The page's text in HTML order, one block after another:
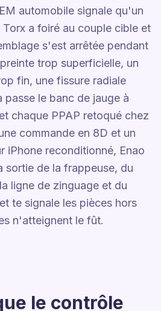
automobile signale qu'un
a foiré au couple cible et
s'est arrêtée pendant
trop superficielle, un
fin, une fissure radiale
passe le banc de jauge à
chaque PPAP retoqué chez
commande en 8D et un
iPhone reconditionné, Enao
sortie de la frappeuse, du
ligne de zinguage et du
te signale les pièces hors
n'atteignent le fût.
le contrôle